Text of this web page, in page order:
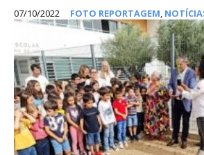
07/10/2022 FOTO REPORTAGEM,